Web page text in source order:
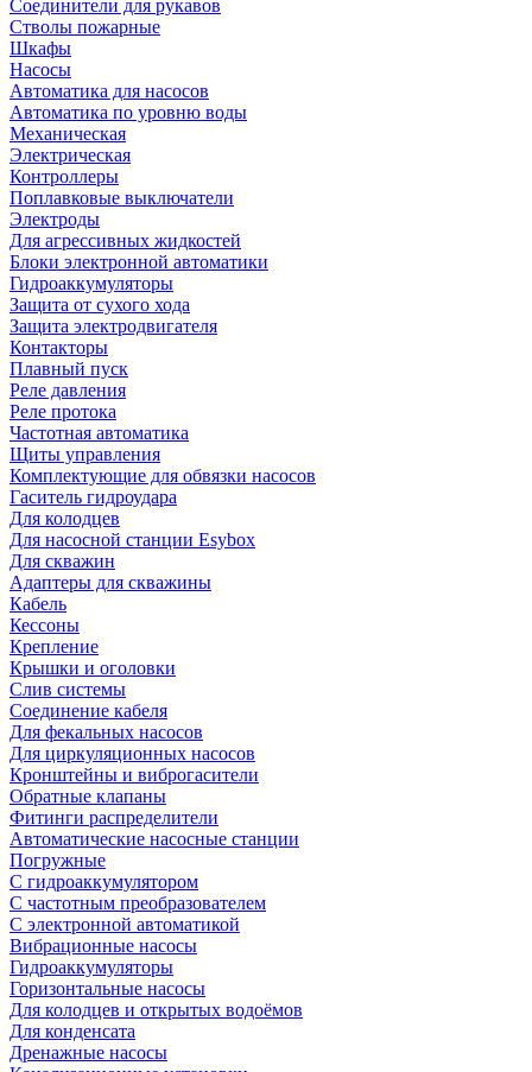
Соединители для рукавов
Стволы пожарные
Шкафы
Насосы
Автоматика для насосов
Автоматика по уровню воды
Механическая
Электрическая
Контроллеры
Поплавковые выключатели
Электроды
Для агрессивных жидкостей
Блоки электронной автоматики
Гидроаккумуляторы
Защита от сухого хода
Защита электродвигателя
Контакторы
Плавный пуск
Реле давления
Реле протока
Частотная автоматика
Щиты управления
Комплектующие для обвязки насосов
Гаситель гидроудара
Для колодцев
Для насосной станции Esybox
Для скважин
Адаптеры для скважины
Кабель
Кессоны
Крепление
Крышки и оголовки
Слив системы
Соединение кабеля
Для фекальных насосов
Для циркуляционных насосов
Кронштейны и виброгасители
Обратные клапаны
Фитинги распределители
Автоматические насосные станции
Погружные
С гидроаккумулятором
С частотным преобразователем
С электронной автоматикой
Вибрационные насосы
Гидроаккумуляторы
Горизонтальные насосы
Для колодцев и открытых водоёмов
Для конденсата
Дренажные насосы